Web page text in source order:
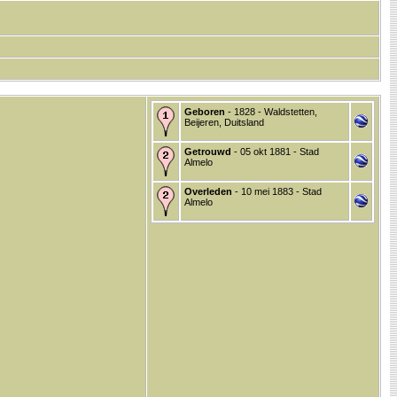
Geboren - 1828 - Waldstetten,
Beijeren, Duitsland
Getrouwd - 05 okt 1881 - Stad
Almelo
Overleden - 10 mei 1883 - Stad
Almelo